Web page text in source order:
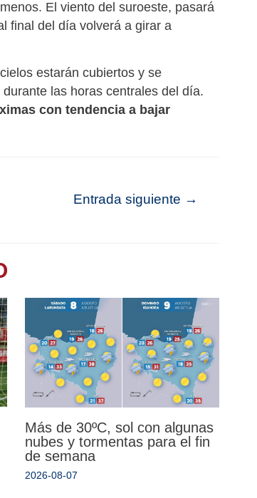
El viento del suroeste, pasará
final del día volverá a girar a
estarán cubiertos y se
las horas centrales del día.
con tendencia a bajar
Entrada siguiente →
Más de 30ºC, sol con algunas
nubes y tormentas para el fin
de semana
2026-08-07